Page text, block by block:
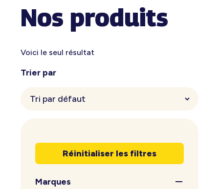
Nos produits
Voici le seul résultat
Trier par
Réinitialiser les filtres
Marques